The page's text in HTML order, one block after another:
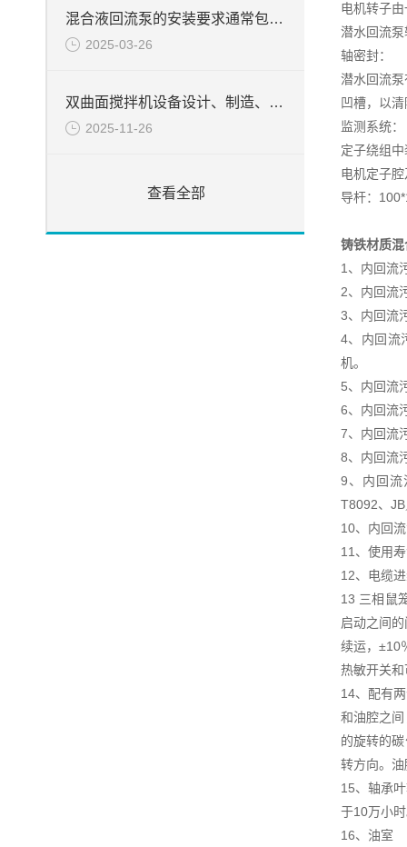
混合液回流泵的安装要求通常包括以下几个方面
2025-03-26
双曲面搅拌机设备设计、制造、检验所遵循的目录
2025-11-26
查看全部
电机转子
潜水回流
轴密封：
潜水回流
凹槽，以
监测系统：
定子绕组
电机定子
导杆：
铸铁材质
1、内回流
2、内回流
3、内回流
4、内回流
机。
5、内回流
6、内回流
7、内回流
8、内回流
9、内回流
T8092、
10、内回
11、使用
12、电缆
13 三相鼠
启动之间
续运，±10
热敏开关
14、配有
和油腔之
的旋转的
转方向。
15、轴承
于10万小
16、油室